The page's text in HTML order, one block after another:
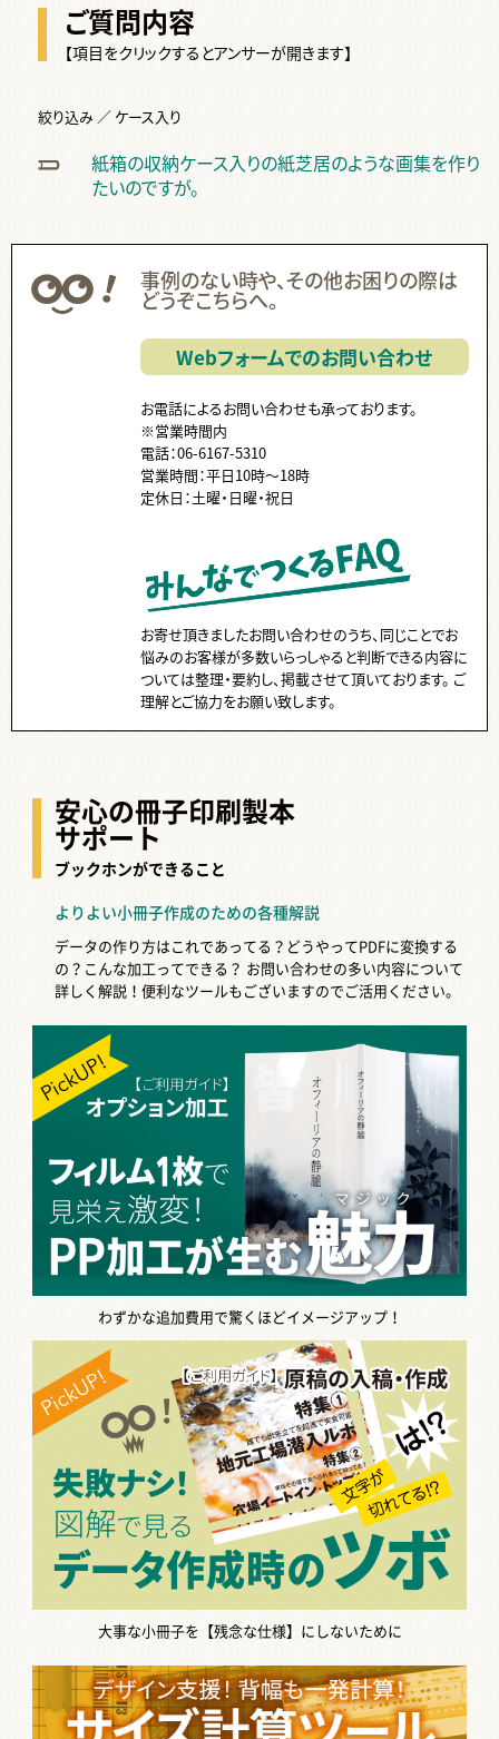
写真 ,ページ ,テンプレート ,
裏表紙 ,デザイン ,ppi ,換算 ,トンボ , 余白 ,差し替え ,
2段組 ,
画像 , Illustrater ,
タイトル ,白紙 ,カラー ,オリジナル ,色 ,オンデマンド ,
オフセット , 金 ,特色 ,2色 ,
左綴じ ,まとめて ,くるみ製本 ,手製本 ,PP ,カバー ,帯 ,
片袖折り ,
小口折り ,箔押し ,見返し ,Z折り ,蛇腹折り ,
スリップ ,
領収書 ,納品書 ,Paid ,後払い ,
停止中 ,伝票 ,送り主 ,クーポン ,ISBN ,JAN ,
ダウンロード ,国会図書館 ,ケース入り ,個別包装 ,
ご質問内容
【項目をクリックするとアンサーが開きます】
絞り込み ／ ケース入り
紙箱の収納ケース入りの紙芝居のような画集を作り
たいのですが。
事例のない時や、その他お困りの際は
どうぞこちらへ。
Webフォームでのお問い合わせ
お電話によるお問い合わせも承っております。
※営業時間内
電話：06-6167-5310
営業時間：平日10時～18時
定休日：土曜・日曜・祝日
お寄せ頂きましたお問い合わせのうち、同じことでお
悩みのお客様が多数いらっしゃると判断できる内容に
ついては整理・要約し、掲載させて頂いております。 ご
理解とご協力をお願い致します。
安心の冊子印刷製本
サポート
ブックホンができること
よりよい小冊子作成のための各種解説
データの作り方はこれであってる？どうやってPDFに変換する
の？こんな加工ってできる？ お問い合わせの多い内容について
詳しく解説！便利なツールもございますのでご活用ください。
わずかな追加費用で驚くほどイメージアップ！
大事な小冊子を【残念な仕様】にしないために